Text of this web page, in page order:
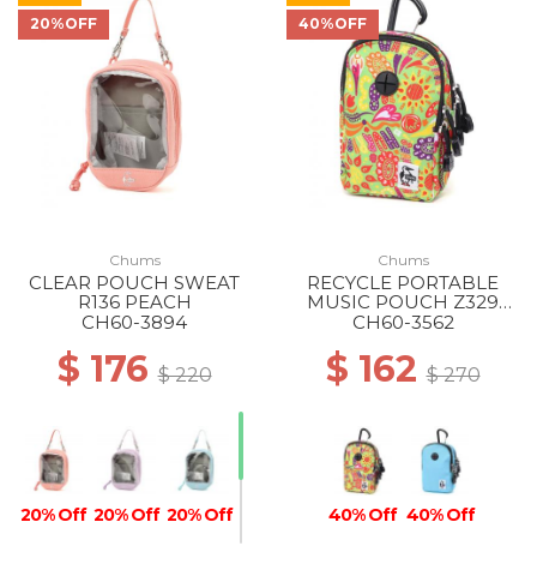
20%OFF
Chums
CLEAR POUCH SWEAT
R136 PEACH
CH60-3894
$ 176$ 220
20% Off 20% Off 20% Off
40%OFF
Chums
RECYCLE PORTABLE
MUSIC POUCH Z329
PSYCHE
CH60-3562
$ 162$ 270
40% Off 40% Off